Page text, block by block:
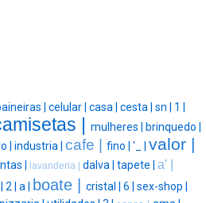
| celular | casa | cesta | sn | 1 |
| mulheres |
brinquedo |
| industria | cafe | fino | '_ | valor |
| lavanderia | dalva | tapete | a' |
2 | a | boate | cristal | 6 | sex-shop |